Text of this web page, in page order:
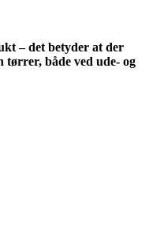
– det betyder at der
tørrer, både ved ude- og